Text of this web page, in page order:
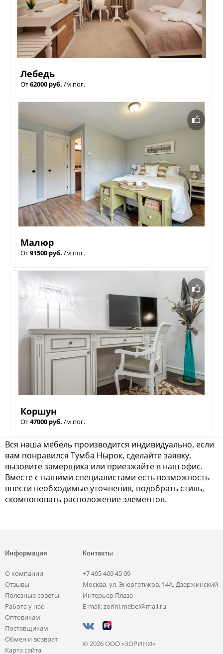
Лебедь
От62000 руб. /м.пог.
Малюр
От91500 руб. /м.пог.
Коршун
От47000 руб. /м.пог.
Вся наша мебель производится индивидуально, если
вам понравился Тумба Нырок, сделайте заявку,
вызовите замерщика или приезжайте в наш офис.
Вместе с нашими специалистами есть возможность
внести необходимые уточнения, подобрать стиль,
скомпоновать расположение элементов.
Информация
О компании
Отзывы
Полезные советы
Работа у нас
Оптовикам
Поставщикам
Обмен и возврат
Карта сайта
Контакты
+7 495 409 45 09
Москва, ул. Энергетиков, 14А, Дзержинский
Интерьер Плаза
E-mail: zorini.mebel@mail.ru
© 2026 ООО «ЗОРИНИ»